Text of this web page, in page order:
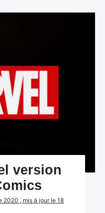
version
2020 , mis à jour le 18